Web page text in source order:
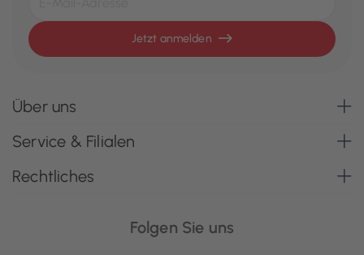
Jetzt anmelden
Über uns
Service & Filialen
Rechtliches
Folgen Sie uns